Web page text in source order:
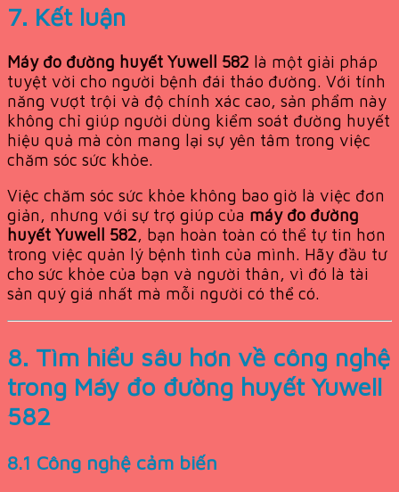
7. Kết luận
Máy đo đường huyết Yuwell 582 là một giải pháp
tuyệt vời cho người bệnh đái tháo đường. Với tính
năng vượt trội và độ chính xác cao, sản phẩm này
không chỉ giúp người dùng kiểm soát đường huyết
hiệu quả mà còn mang lại sự yên tâm trong việc
chăm sóc sức khỏe.
Việc chăm sóc sức khỏe không bao giờ là việc đơn
giản, nhưng với sự trợ giúp của máy đo đường
huyết Yuwell 582, bạn hoàn toàn có thể tự tin hơn
trong việc quản lý bệnh tình của mình. Hãy đầu tư
cho sức khỏe của bạn và người thân, vì đó là tài
sản quý giá nhất mà mỗi người có thể có.
8. Tìm hiểu sâu hơn về công nghệ
trong Máy đo đường huyết Yuwell
582
8.1 Công nghệ cảm biến